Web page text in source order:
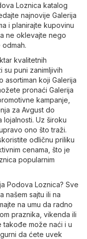
Loznica katalog
najnovije Galerija
i planirajte kupovinu
ne oklevajte nego
kvalitetnih
su puni zanimljivih
koji Galerija
pronaći Galerija
kampanje,
za Avgust do
Uz široku
ono što traži.
odličnu priliku
cenama, što je
popularnim
Podova Loznica? Sve
našem sajtu ili na
na umu da radno
praznika, vikenda ili
takođe može naći i u
da ćete uvek